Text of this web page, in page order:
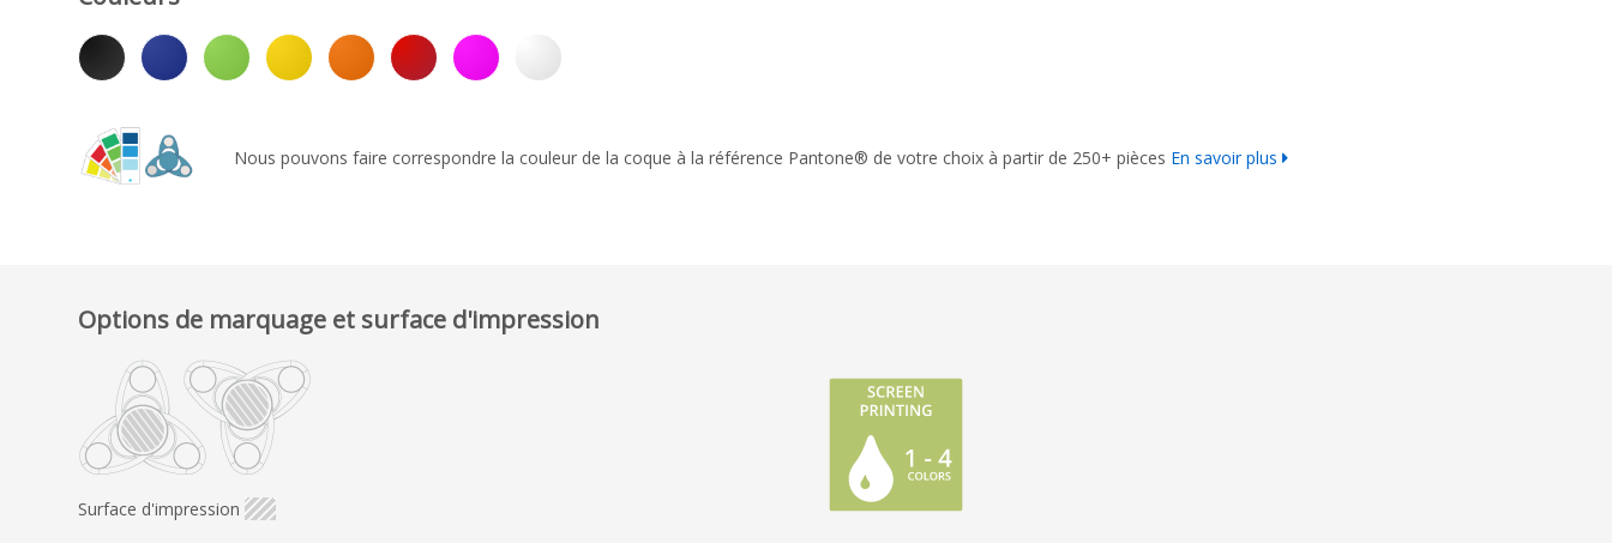
Nous pouvons faire correspondre la couleur de la coque à la référence Pantone® de votre choix à partir de 250+ pièces En savoir plus
Options de marquage et surface d'impression
Surface d'impression